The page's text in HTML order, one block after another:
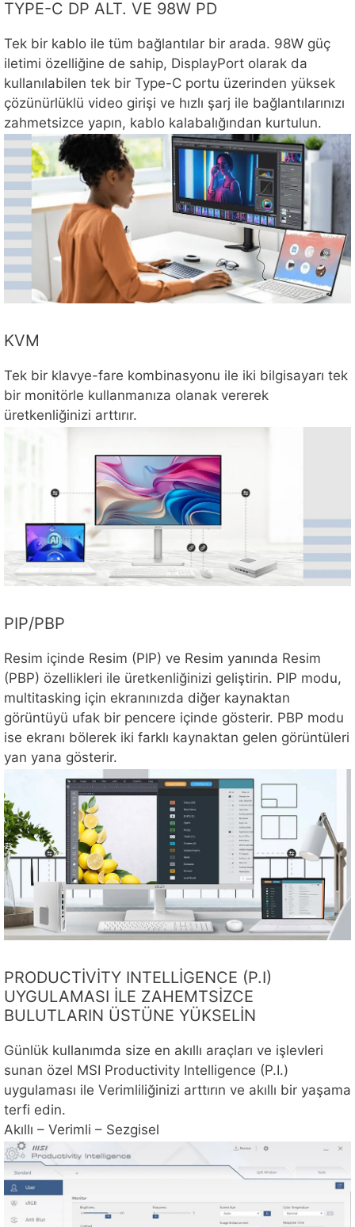
TYPE-C DP ALT. VE 98W PD
Tek bir kablo ile tüm bağlantılar bir arada. 98W güç
iletimi özelliğine de sahip, DisplayPort olarak da
kullanılabilen tek bir Type-C portu üzerinden yüksek
çözünürlüklü video girişi ve hızlı şarj ile bağlantılarınızı
zahmetsizce yapın, kablo kalabalığından kurtulun.
KVM
Tek bir klavye-fare kombinasyonu ile iki bilgisayarı tek
bir monitörle kullanmanıza olanak vererek
üretkenliğinizi arttırır.
PIP/PBP
Resim içinde Resim (PIP) ve Resim yanında Resim
(PBP) özellikleri ile üretkenliğinizi geliştirin. PIP modu,
multitasking için ekranınızda diğer kaynaktan
görüntüyü ufak bir pencere içinde gösterir. PBP modu
ise ekranı bölerek iki farklı kaynaktan gelen görüntüleri
yan yana gösterir.
PRODUCTİVİTY INTELLİGENCE (P.I)
UYGULAMASI İLE ZAHEMTSİZCE
BULUTLARIN ÜSTÜNE YÜKSELİN
Günlük kullanımda size en akıllı araçları ve işlevleri
sunan özel MSI Productivity Intelligence (P.I.)
uygulaması ile Verimliliğinizi arttırın ve akıllı bir yaşama
terfi edin.
Akıllı – Verimli – Sezgisel